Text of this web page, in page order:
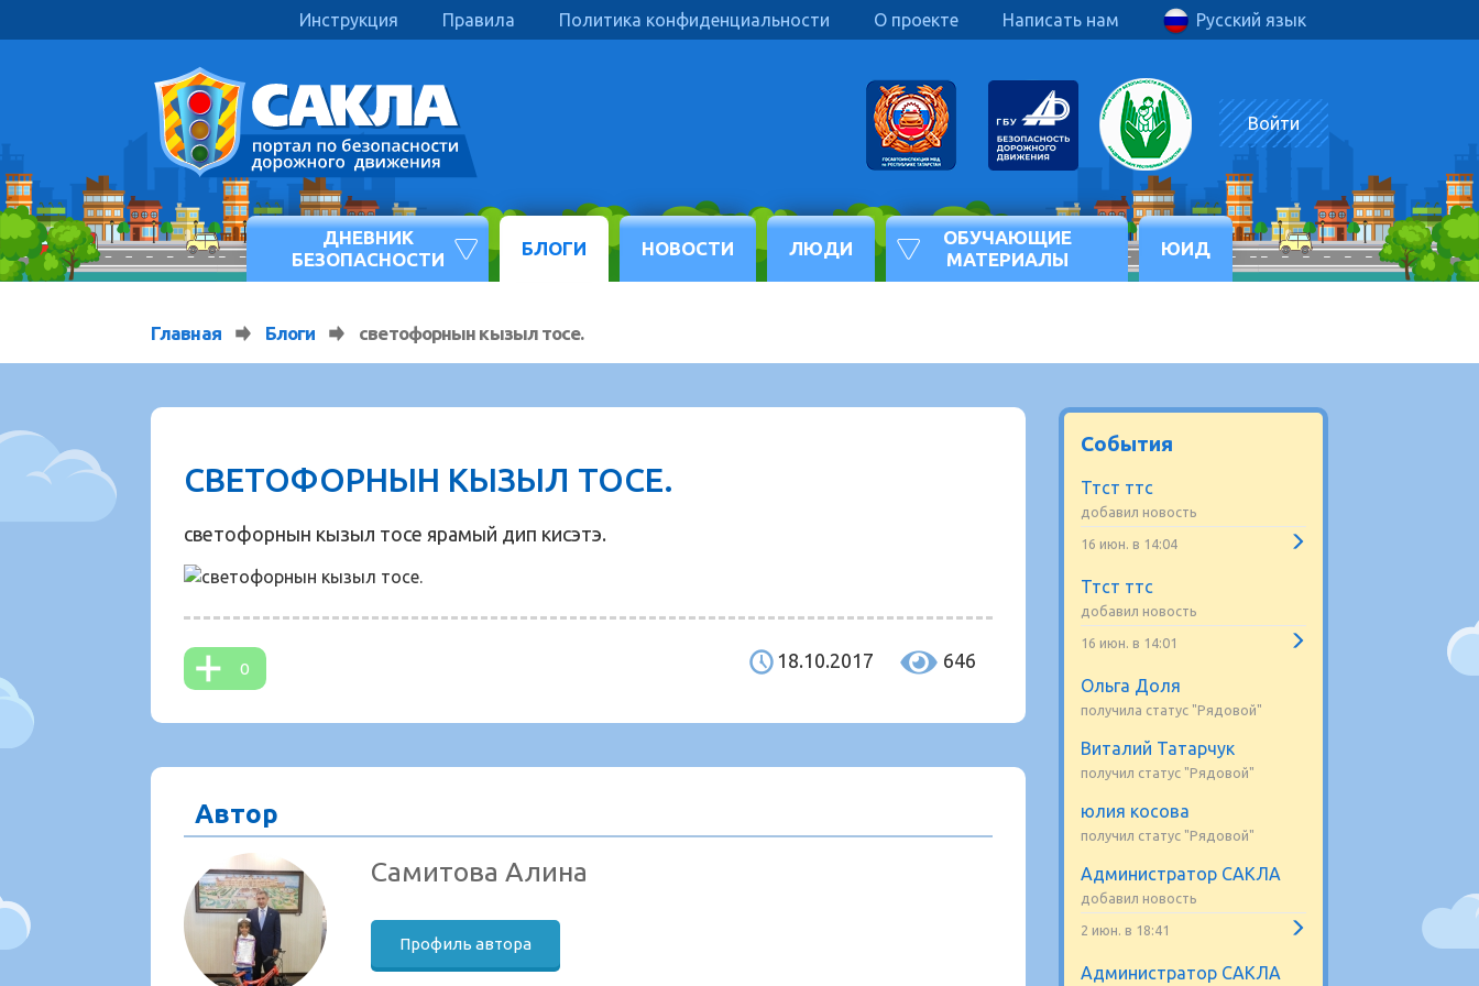
Русский язык
Инструкция Правила Политика конфиденциальности О проекте Написать нам
Войти
ДНЕВНИК
БЕЗОПАСНОСТИ
БЛОГИ НОВОСТИ ЛЮДИ
ОБУЧАЮЩИЕ
МАТЕРИАЛЫ
ЮИД
Главная Блоги светофорнын кызыл тосе.
СВЕТОФОРНЫН КЫЗЫЛ ТОСЕ.
светофорнын кызыл тосе ярамый дип кисэтэ.
0 18.10.2017 646
Автор
Самитова Алина
Профиль автора
События
Ттст ттс
добавил новость
16 июн. в 14:04
Ттст ттс
добавил новость
16 июн. в 14:01
Ольга Доля
получила статус "Рядовой"
Виталий Татарчук
получил статус "Рядовой"
юлия косова
получил статус "Рядовой"
Администратор САКЛА
добавил новость
2 июн. в 18:41
Администратор САКЛА